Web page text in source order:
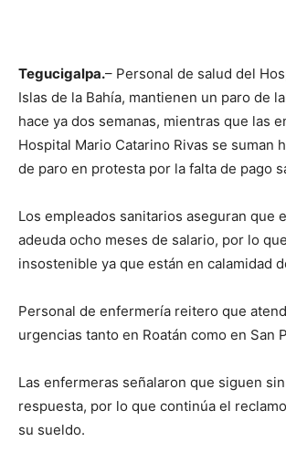
Tegucigalpa.– Personal de salud del
Islas de la Bahía, mantienen un paro de
hace ya dos semanas, mientras que las
Hospital Mario Catarino Rivas se suman
de paro en protesta por la falta de pago
Los empleados sanitarios aseguran que
adeuda ocho meses de salario, por lo
insostenible ya que están en calamidad
Personal de enfermería reitero que
urgencias tanto en Roatán como en San
Las enfermeras señalaron que siguen
respuesta, por lo que continúa el
su sueldo.